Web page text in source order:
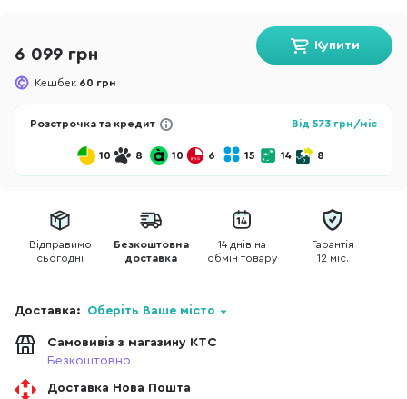
6 099 грн
Кешбек 60 грн
Купити
Розстрочка та кредит Від 573 грн/міс
10 8 10 6 15 14 8
Відправимо
сьогодні
Безкоштовна
доставка
14 днів на
обмін товару
Гарантія
12 міс.
Доставка: Оберіть Ваше місто
Самовивіз з магазину КТС
Безкоштовно
Доставка Нова Пошта